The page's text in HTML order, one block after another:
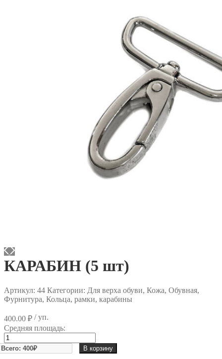
КАРАБИН (5 шт)
Артикул: 44 Категории: Для верха обуви, Кожа, Обувная,
Фурнитура, Кольца, рамки, карабины
400.00 ₽ / уп.
Средняя площадь:
Количество
товара
КАРАБИН
В корзину